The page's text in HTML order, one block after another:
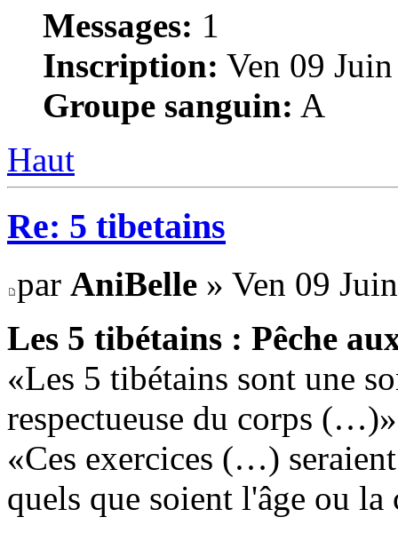
Messages: 1
Inscription: Ven 09
Groupe sanguin: A
Haut
Re: 5 tibetains
par AniBelle » Ven 09
Les 5 tibétains : Pêche
«Les 5 tibétains sont une
respectueuse du corps (…)»
«Ces exercices (…)
quels que soient l'âge ou